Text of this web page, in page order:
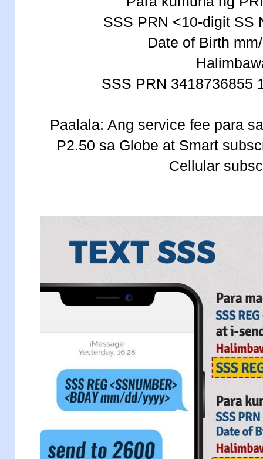
SSS PRN <10-digit SS
Date of Birth
SSS PRN 3418736855
Paalala: Ang service fee para
P2.50 sa Globe at Smart
Cellular